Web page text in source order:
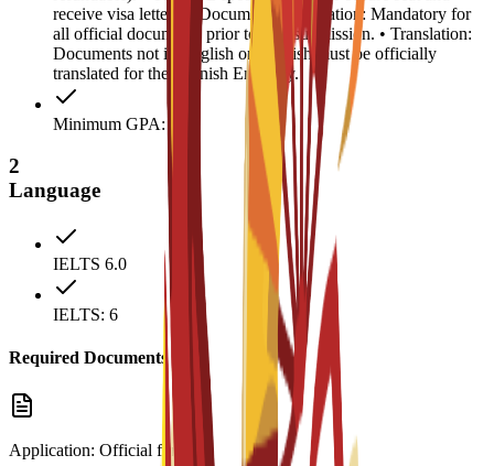
receive visa letter). • Document Legalization: Mandatory for
all official documents prior to visa submission. • Translation:
Documents not in English or Spanish must be officially
translated for the Spanish Embassy.
Minimum GPA: 2.5
2
Language
IELTS 6.0
IELTS: 6
Required Documents
Application: Official form.